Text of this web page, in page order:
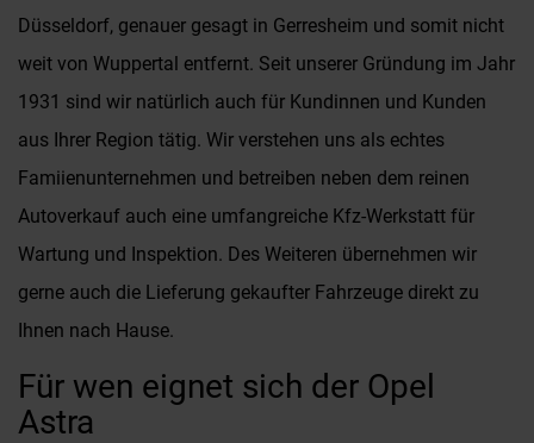
Düsseldorf, genauer gesagt in Gerresheim und somit nicht
weit von Wuppertal entfernt. Seit unserer Gründung im Jahr
1931 sind wir natürlich auch für Kundinnen und Kunden
aus Ihrer Region tätig. Wir verstehen uns als echtes
Famiienunternehmen und betreiben neben dem reinen
Autoverkauf auch eine umfangreiche Kfz-Werkstatt für
Wartung und Inspektion. Des Weiteren übernehmen wir
gerne auch die Lieferung gekaufter Fahrzeuge direkt zu
Ihnen nach Hause.
Für wen eignet sich der Opel
Astra